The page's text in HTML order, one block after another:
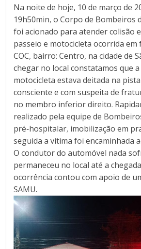
Na noite de hoje, 10 de março de
19h50min, o Corpo de Bombeiros
foi acionado para atender colisão
passeio e motocicleta ocorrida em
COC, bairro: Centro, na cidade de
chegar no local constatamos que
motocicleta estava deitada na
consciente e com suspeita de
no membro inferior direito.
realizado pela equipe de
pré-hospitalar, imobilização em
seguida a vítima foi encaminhada
O condutor do automóvel nada
permaneceu no local até a
ocorrência contou com apoio de
SAMU.